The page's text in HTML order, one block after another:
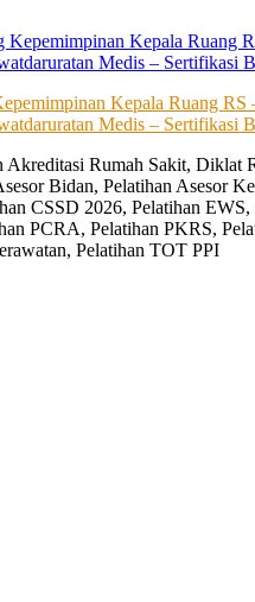
Kepala Ruang
Medis – Sertifikasi
Akreditasi Rumah Sakit,
Bidan, Pelatihan Asesor
CSSD 2026, Pelatihan
PCRA, Pelatihan PKRS,
Pelatihan TOT PPI